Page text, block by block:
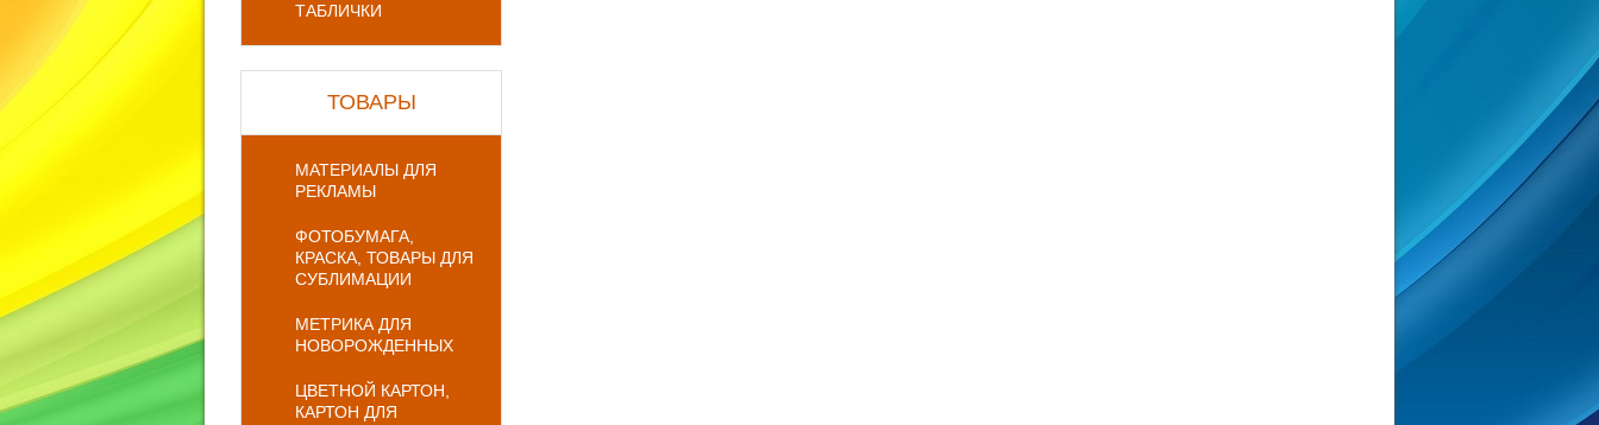
ТАБЛИЧКИ
ТОВАРЫ
МАТЕРИАЛЫ ДЛЯ
РЕКЛАМЫ
ФОТОБУМАГА,
КРАСКА, ТОВАРЫ ДЛЯ
СУБЛИМАЦИИ
МЕТРИКА ДЛЯ
НОВОРОЖДЕННЫХ
ЦВЕТНОЙ КАРТОН,
КАРТОН ДЛЯ